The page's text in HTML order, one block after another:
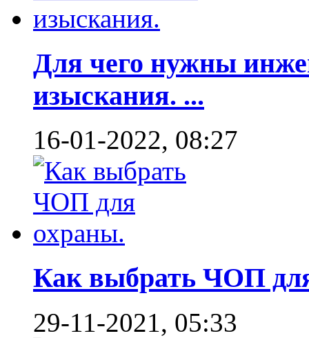
Для чего нужны
изыскания. ...
16-01-2022, 08:27
Как выбрать ЧОП
29-11-2021, 05:33